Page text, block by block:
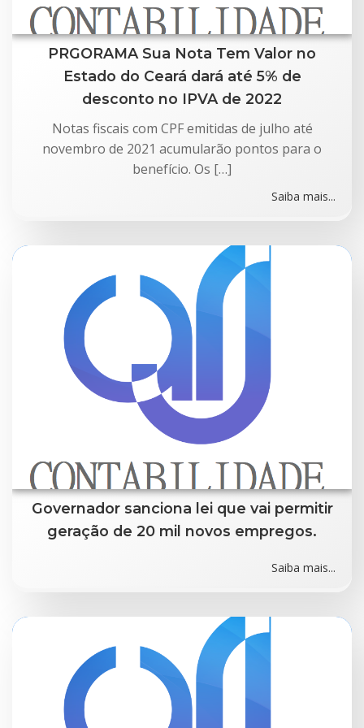
PRGORAMA Sua Nota Tem Valor no
Estado do Ceará dará até 5% de
desconto no IPVA de 2022
Notas fiscais com CPF emitidas de julho até
novembro de 2021 acumularão pontos para o
benefício. Os […]
Saiba mais...
Governador sanciona lei que vai permitir
geração de 20 mil novos empregos.
Saiba mais...